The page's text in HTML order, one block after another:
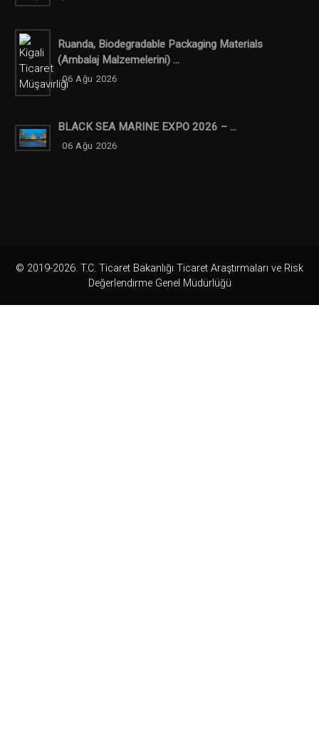
Ruanda, Biodegradable Packaging Materials
(ambalaj Malzemelerini) ...
06 Ağu 2026
BLACK SEA MARINE EXPO 2026 – ...
06 Ağu 2026
© 2019-2026. T.C. Ticaret Bakanlığı Ticaret Araştırmaları ve Risk
Değerlendirme Genel Müdürlüğü